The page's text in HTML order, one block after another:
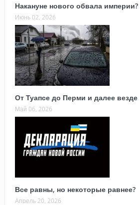
Накануне нового обвала империи?
Июнь 02, 2026
От Туапсе до Перми и далее везде
Май 06, 2026
Все равны, но некоторые равнее?
Апрель 20, 2026